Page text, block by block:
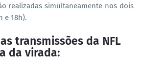
realizadas simultaneamente nos dois
e 18h).
transmissões da NFL
da virada: